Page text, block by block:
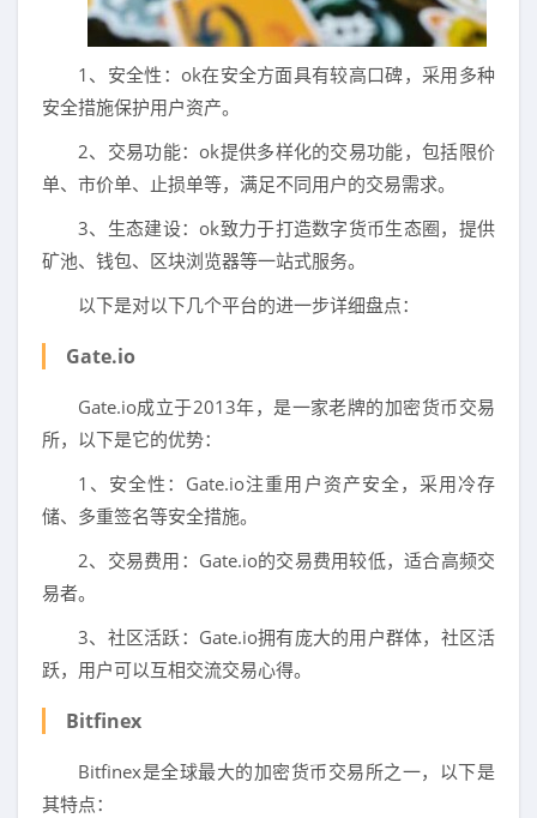
1、安全性：ok在安全方面具有较高口碑，采用多种
安全措施保护用户资产。
2、交易功能：ok提供多样化的交易功能，包括限价
单、市价单、止损单等，满足不同用户的交易需求。
3、生态建设：ok致力于打造数字货币生态圈，提供
矿池、钱包、区块浏览器等一站式服务。
以下是对以下几个平台的进一步详细盘点：
Gate.io
Gate.io成立于2013年，是一家老牌的加密货币交易
所，以下是它的优势：
1、安全性：Gate.io注重用户资产安全，采用冷存
储、多重签名等安全措施。
2、交易费用：Gate.io的交易费用较低，适合高频交
易者。
3、社区活跃：Gate.io拥有庞大的用户群体，社区活
跃，用户可以互相交流交易心得。
Bitfinex
Bitfinex是全球最大的加密货币交易所之一，以下是
其特点：